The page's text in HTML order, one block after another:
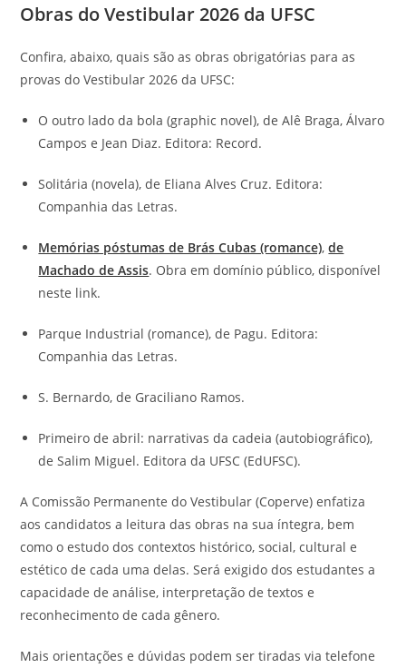
Obras do Vestibular 2026 da UFSC
Confira, abaixo, quais são as obras obrigatórias para as
provas do Vestibular 2026 da UFSC:
O outro lado da bola (graphic novel), de Alê Braga, Álvaro
Campos e Jean Diaz. Editora: Record.
Solitária (novela), de Eliana Alves Cruz. Editora:
Companhia das Letras.
Memórias póstumas de Brás Cubas (romance),de
Machado de Assis. Obra em domínio público, disponível
neste link.
Parque Industrial (romance), de Pagu. Editora:
Companhia das Letras.
S. Bernardo, de Graciliano Ramos.
Primeiro de abril: narrativas da cadeia (autobiográfico),
de Salim Miguel. Editora da UFSC (EdUFSC).
A Comissão Permanente do Vestibular (Coperve) enfatiza
aos candidatos a leitura das obras na sua íntegra, bem
como o estudo dos contextos histórico, social, cultural e
estético de cada uma delas. Será exigido dos estudantes a
capacidade de análise, interpretação de textos e
reconhecimento de cada gênero.
Mais orientações e dúvidas podem ser tiradas via telefone